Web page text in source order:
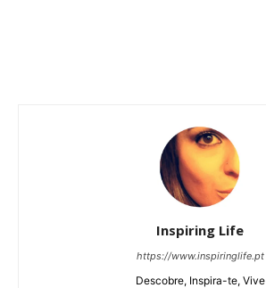
Inspiring Life
https://www.inspiringlife.pt
Descobre, Inspira-te, Vive